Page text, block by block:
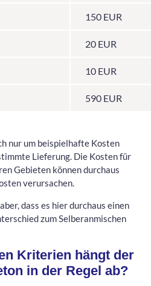
150 EUR
20 EUR
10 EUR
590 EUR
nur um beispielhafte Kosten
Lieferung. Die Kosten für
Gebieten können durchaus
verursachen.
dass es hier durchaus einen
zum Selberanmischen
Kriterien hängt der
in der Regel ab?